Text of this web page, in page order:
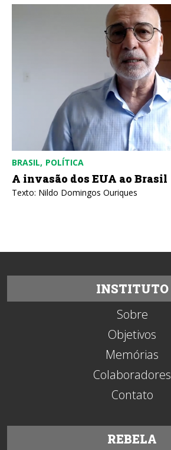
BRASIL POLÍTICA
A invasão dos EUA ao Brasil
Texto: Nildo Domingos Ouriques
INSTITUTO
Sobre
Objetivos
Memórias
Colaboradores
Contato
REBELA